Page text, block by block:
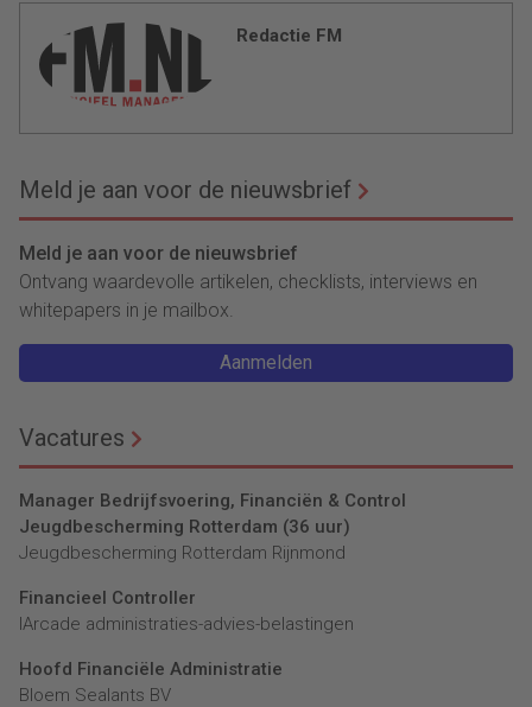
Redactie FM
Meld je aan voor de nieuwsbrief
Meld je aan voor de nieuwsbrief
Ontvang waardevolle artikelen, checklists, interviews en
whitepapers in je mailbox.
Aanmelden
Vacatures
Manager Bedrijfsvoering, Financiën & Control
Jeugdbescherming Rotterdam (36 uur)
Jeugdbescherming Rotterdam Rijnmond
Financieel Controller
lArcade administraties-advies-belastingen
Hoofd Financiële Administratie
Bloem Sealants BV